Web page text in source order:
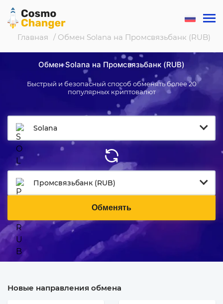
Главная / Обмен Solana на Промсвязьбанк (RUB)
Обмен Solana на Промсвязьбанк (RUB)
Быстрый и безопасный способ обменять более 20
популярных криптовалют
Solana
Промсвязьбанк (RUB)
Обменять
Новые направления обмена